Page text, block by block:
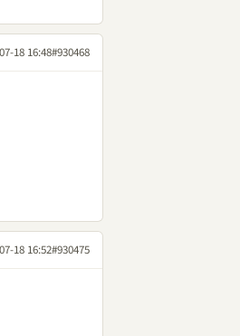
18 16:48#930468
18 16:52#930475